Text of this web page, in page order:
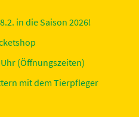
in die Saison 2026!
(Öffnungszeiten)
mit dem Tierpfleger